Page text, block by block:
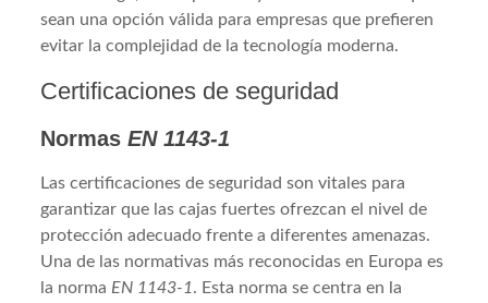
sean una opción válida para empresas que prefieren
evitar la complejidad de la tecnología moderna.
Certificaciones de seguridad
NormasEN 1143-1
Las certificaciones de seguridad son vitales para
garantizar que las cajas fuertes ofrezcan el nivel de
protección adecuado frente a diferentes amenazas.
Una de las normativas más reconocidas en Europa es
la norma EN 1143-1. Esta norma se centra en la